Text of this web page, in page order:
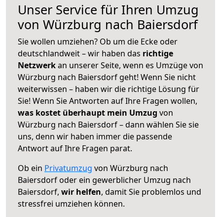
Unser Service für Ihren Umzug
von Würzburg nach Baiersdorf
Sie wollen umziehen? Ob um die Ecke oder
deutschlandweit – wir haben das richtige
Netzwerkan unserer Seite, wenn es Umzüge von
Würzburg nach Baiersdorf geht! Wenn Sie nicht
weiterwissen – haben wir die richtige Lösung für
Sie! Wenn Sie Antworten auf Ihre Fragen wollen,
was kostet überhaupt mein Umzug von
Würzburg nach Baiersdorf – dann wählen Sie sie
uns, denn wir haben immer die passende
Antwort auf Ihre Fragen parat.
Ob ein Privatumzug von Würzburg nach
Baiersdorf oder ein gewerblicher Umzug nach
Baiersdorf, wir helfen, damit Sie problemlos und
stressfrei umziehen können.